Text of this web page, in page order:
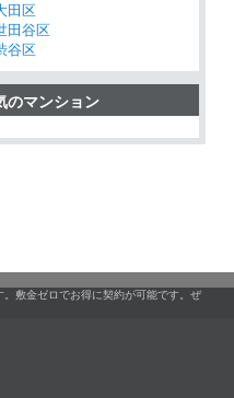
田区
田谷区
谷区
のマンション
敷金ゼロでお得に契約が可能です。ぜ